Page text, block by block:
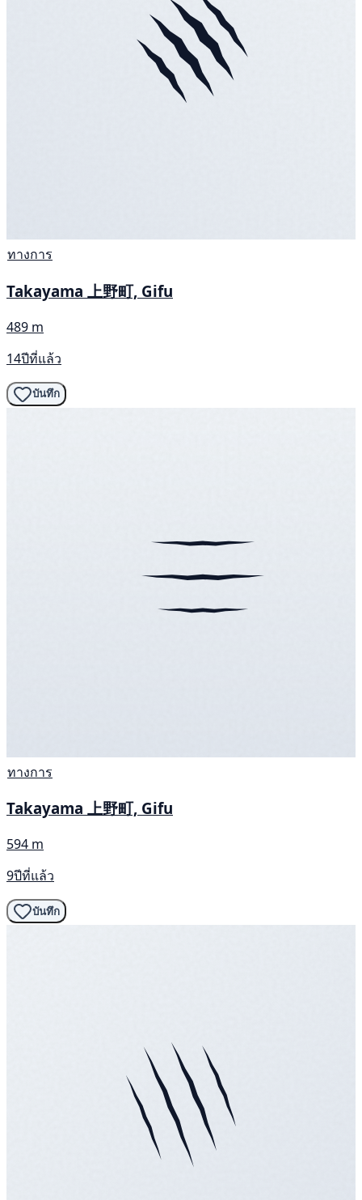
ทางการ
Takayama 上野町, Gifu
489 m
14ปีที่แล้ว
บันทึก
ทางการ
Takayama 上野町, Gifu
594 m
9ปีที่แล้ว
บันทึก